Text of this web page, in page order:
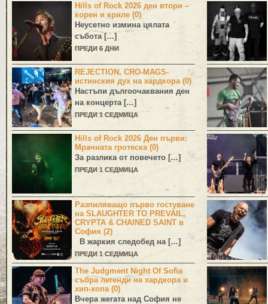
Hills of Rock 2026 ден втори –
корен и криле (0)
Неусетно измина цялата
събота […]
ПРЕДИ 6 ДНИ
REJECTION, CRO-MAGS-
истинския дух на хардкора (0)
Настъпи дългоочаквания ден
на концерта […]
ПРЕДИ 1 СЕДМИЦА
Hills of Rock 2026 Ден първи:
Мрачната гротеска (0)
За разлика от повечето […]
ПРЕДИ 1 СЕДМИЦА
Разпиляващо първо гостуване
на SLAUGHTER TO PREVAIL,
CRYPTA & CHAINED SAINT в
София (2)
В жаркия следобед на […]
ПРЕДИ 1 СЕДМИЦА
The Judgment Night Of Sofia
събра легенди на хардкора и
хип-хопа (0)
Вчера жегата над София не